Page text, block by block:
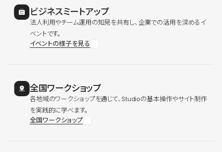
ビジネスミートアップ
法人利用やチーム運用の知見を共有し、企業での活用を深めるイ
ベントです。
イベントの様子を見る
全国ワークショップ
各地域のワークショップを通じて、Studioの基本操作やサイト制作
を実践的に学べます。
全国ワークショップ